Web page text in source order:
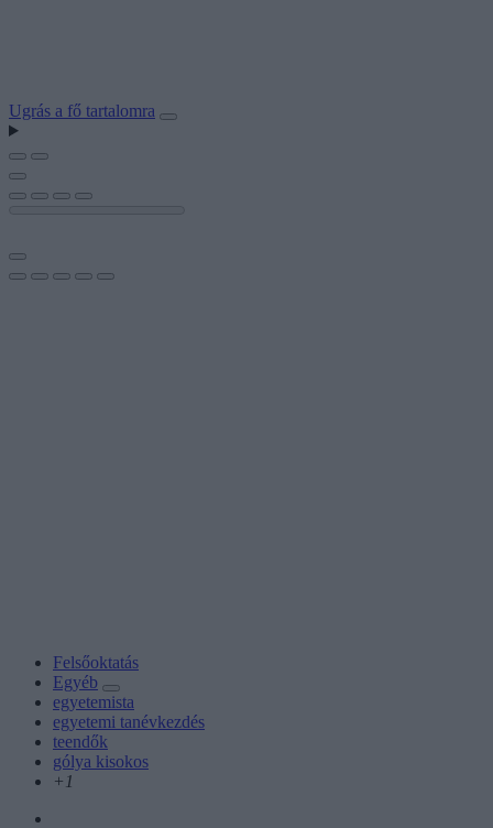
Ugrás a fő tartalomra
Felsőoktatás
Egyéb
egyetemista
egyetemi tanévkezdés
teendők
gólya kisokos
+1